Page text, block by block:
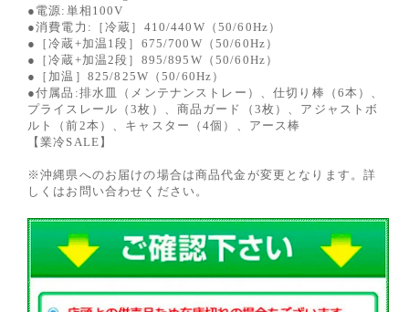
●電源:単相100V
●消費電力:［冷蔵］410/440W（50/60Hz）
●［冷蔵+加温1段］675/700W（50/60Hz）
●［冷蔵+加温2段］895/895W（50/60Hz）
●［加温］825/825W（50/60Hz）
●付属品:排水皿（メンテナンストレー）、仕切り棒（6本）、
プライスレール（3枚）、商品ガード（3枚）、アジャストボ
ルト（前2本）、キャスター（4個）、アース棒
【業冷SALE】
※沖縄県へのお届けの場合は商品代金が変更となります。詳
しくはお問い合わせください。